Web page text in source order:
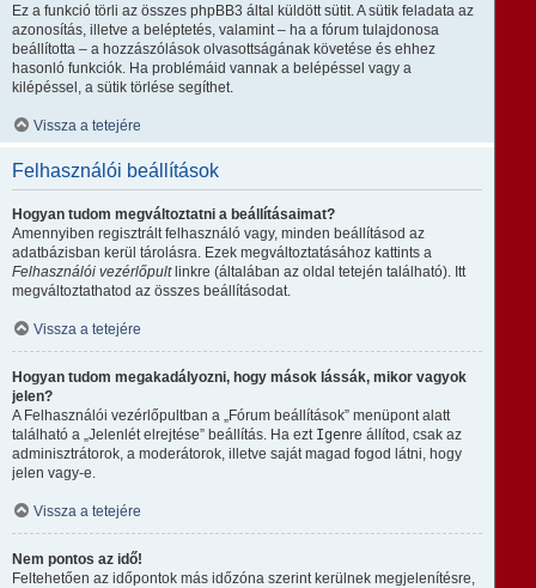
Ez a funkció törli az összes phpBB3 által küldött sütit. A sütik feladata az
azonosítás, illetve a beléptetés, valamint – ha a fórum tulajdonosa
beállította – a hozzászólások olvasottságának követése és ehhez
hasonló funkciók. Ha problémáid vannak a belépéssel vagy a
kilépéssel, a sütik törlése segíthet.
Vissza a tetejére
Felhasználói beállítások
Hogyan tudom megváltoztatni a beállításaimat?
Amennyiben regisztrált felhasználó vagy, minden beállításod az
adatbázisban kerül tárolásra. Ezek megváltoztatásához kattints a
Felhasználói vezérlőpultlinkre (általában az oldal tetején található). Itt
megváltoztathatod az összes beállításodat.
Vissza a tetejére
Hogyan tudom megakadályozni, hogy mások lássák, mikor vagyok
jelen?
A Felhasználói vezérlőpultban a „Fórum beállítások” menüpont alatt
található a „Jelenlét elrejtése” beállítás. Ha ezt Igenre állítod, csak az
adminisztrátorok, a moderátorok, illetve saját magad fogod látni, hogy
jelen vagy-e.
Vissza a tetejére
Nem pontos az idő!
Feltehetően az időpontok más időzóna szerint kerülnek megjelenítésre,